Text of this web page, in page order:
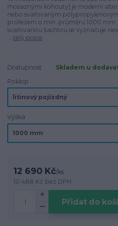
mosaznými kohouty) je moderní
nebo svařovaným
průřezem o min. průměru 1000
svařovanou šachtou se vyznačuje
celý popis
Dostupnost
Skladem u
Poklop
Výška
12 690 Kč/ks
10 488 Kč bez DPH
Přidat do